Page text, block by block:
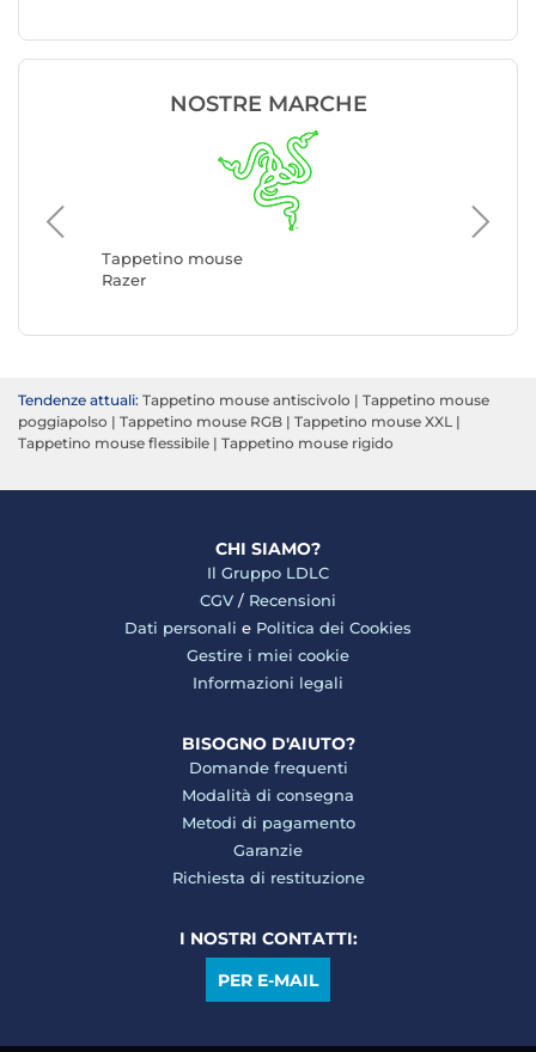
NOSTRE MARCHE
Tappetino mouse
Razer
Tendenze attuali: Tappetino mouse antiscivolo | Tappetino mouse
poggiapolso | Tappetino mouse RGB | Tappetino mouse XXL |
Tappetino mouse flessibile | Tappetino mouse rigido
CHI SIAMO?
Il Gruppo LDLC
CGV / Recensioni
Dati personali e Politica dei Cookies
Gestire i miei cookie
Informazioni legali
BISOGNO D'AIUTO?
Domande frequenti
Modalità di consegna
Metodi di pagamento
Garanzie
Richiesta di restituzione
I NOSTRI CONTATTI:
PER E-MAIL